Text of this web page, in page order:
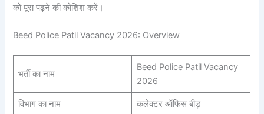
को पूरा पढ़ने की कोशिश करें।
Beed Police Patil Vacancy 2026: Overview
भर्ती का नाम
Beed Police Patil Vacancy
2026
विभाग का नाम कलेक्टर ऑफिस बीड़